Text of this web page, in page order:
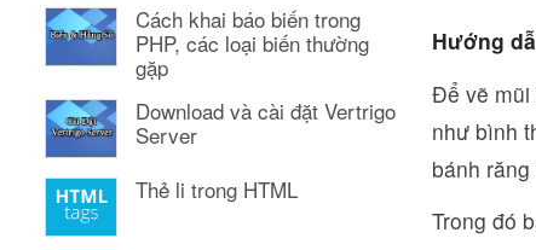
Cách khai báo biến trong
PHP, các loại biến thường
gặp
Download và cài đặt Vertrigo
Server
Thẻ li trong HTML
Hướng
Để vẽ mũi
như bình
bánh
Trong đó